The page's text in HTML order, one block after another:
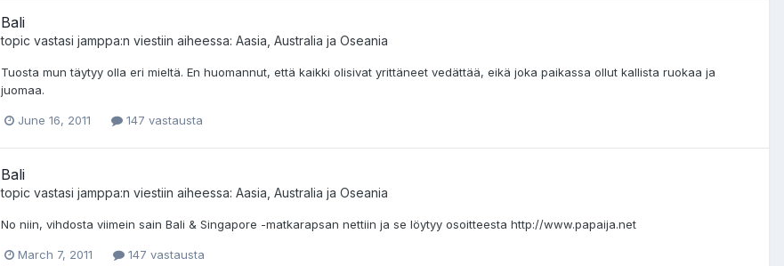
Bali
topic vastasi jamppa:n viestiin aiheessa: Aasia, Australia ja Oseania
Tuosta mun täytyy olla eri mieltä. En huomannut, että kaikki olisivat yrittäneet vedättää, eikä joka paikassa ollut kallista ruokaa ja
juomaa.
June 16, 2011 147 vastausta
Bali
topic vastasi jamppa:n viestiin aiheessa: Aasia, Australia ja Oseania
No niin, vihdosta viimein sain Bali & Singapore -matkarapsan nettiin ja se löytyy osoitteesta http://www.papaija.net
March 7, 2011 147 vastausta